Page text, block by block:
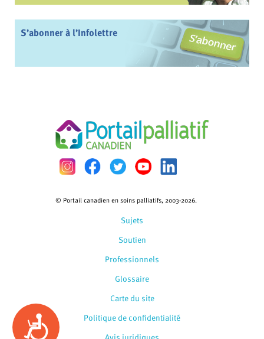
Accessibility
S’abonner à l’Infolettre
Sujets
Soutien
Professionnels
Glossaire
© Portail canadien en soins palliatifs, 2003-2026.
Carte du site
Politique de confidentialité